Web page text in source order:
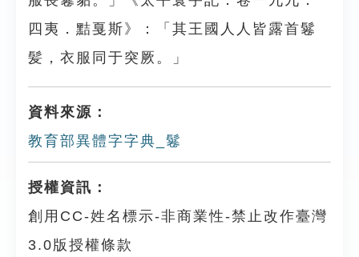
四夷．黠戛斯》：「其王國人人皆露首鬈
髪，衣服同于突厥。」
資料來源：
教育部異體字字典_鬈
授權資訊：
創用CC-姓名標示-非商業性-禁止改作臺灣
3.0版授權條款